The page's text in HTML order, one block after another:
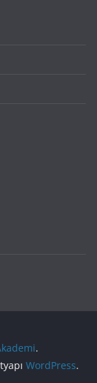
.
WordPress.